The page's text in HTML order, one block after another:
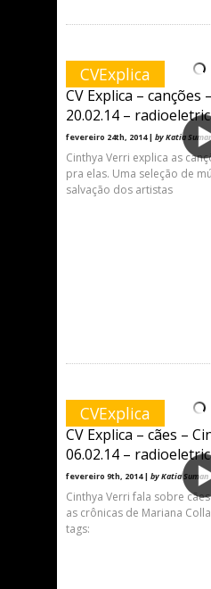
CVExplica
CV Explica – canções
20.02.14 –
fevereiro 24th, 2014 | by Katia
Cinthya Verri explica as
pra elas. Uma seleção de
salvação dos artistas
CVExplica
CV Explica – cães –
06.02.14 –
fevereiro 9th, 2014 | by Katia Suman
Cinthya Verri fala sobre
as crônicas de Mariana
tags: